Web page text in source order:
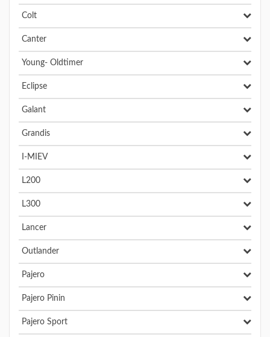
Colt
Canter
Young- Oldtimer
Eclipse
Galant
Grandis
I-MIEV
L200
L300
Lancer
Outlander
Pajero
Pajero Pinin
Pajero Sport